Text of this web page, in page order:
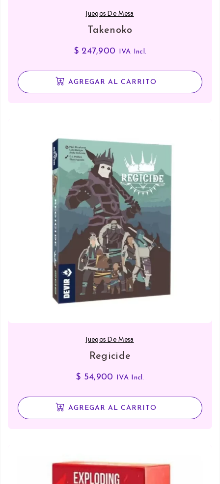
Juegos De Mesa
Takenoko
$247,900 IVA Incl.
AGREGAR AL CARRITO
Juegos De Mesa
Regicide
$ 54,900 IVA Incl.
AGREGAR AL CARRITO